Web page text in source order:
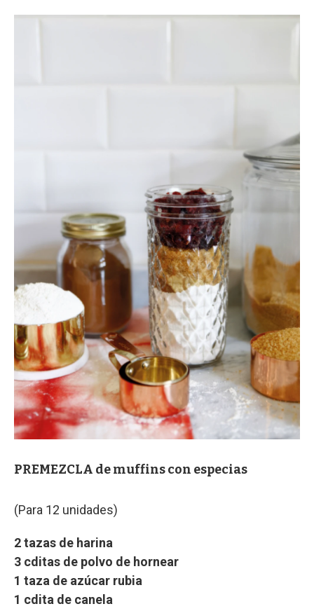
PREMEZCLA de muffins con especias
(Para 12 unidades)
2 tazas de harina
3 cditas de polvo de hornear
1 taza de azúcar rubia
1 cdita de canela